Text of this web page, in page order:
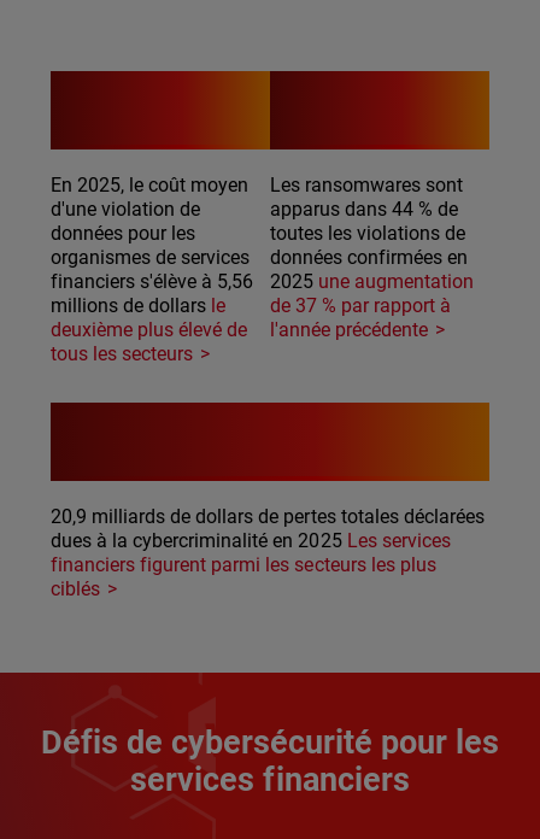
En 2025, le coût moyen
d'une violation de
données pour les
organismes de services
financiers s'élève à 5,56
millions de dollars le
deuxième plus élevé de
tous les secteurs
Les ransomwares sont
apparus dans 44 % de
toutes les violations de
données confirmées en
2025 une augmentation
de 37 % par rapport à
l'année précédente
20,9 milliards de dollars de pertes totales déclarées
dues à la cybercriminalité en 2025Les services
financiers figurent parmi les secteurs les plus
ciblés
Défis de cybersécurité pour les
services financiers